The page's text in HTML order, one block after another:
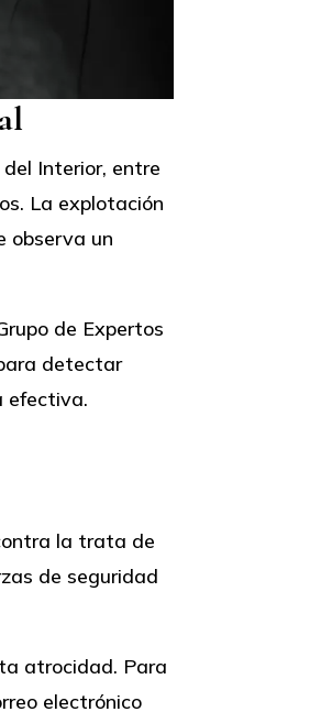
Interior, entre
La explotación
observa un
de Expertos
detectar
efectiva.
la trata de
de seguridad
atrocidad. Para
electrónico